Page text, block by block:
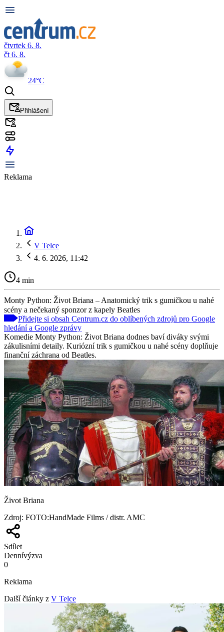
čtvrtek 6. 8.
čt 6. 8.
24°C
Přihlášení
Reklama
V Telce
4. 6. 2026, 11:42
4 min
Monty Python: Život Briana – Anatomický trik s gumičkou u nahé
scény a nečekaný sponzor z kapely Beatles
Přidejte si obsah Centrum.cz do oblíbených zdrojů pro Google
hledání a Google zprávy
Komedie Monty Python: Život Briana dodnes baví diváky svými
zákulisními detaily. Kuriózní trik s gumičkou u nahé scény doplňuje
finanční záchrana od Beatles.
Život Briana
Zdroj: FOTO:HandMade Films / distr. AMC
Sdílet
Dennívýzva
0
Reklama
Další články z V Telce